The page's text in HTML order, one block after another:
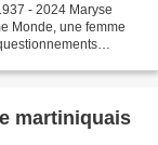
- 2024 Maryse
Monde, une femme
martiniquais